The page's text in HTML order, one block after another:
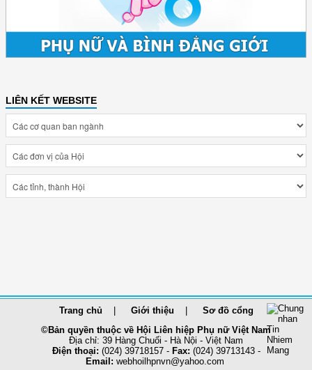
LIÊN KẾT WEBSITE
Trang chủ Giới thiệu
Sơ đồ cổng
©Bản quyền thuộc về Hội Liên hiệp Phụ nữ Việt Nam
Địa chỉ: 39 Hàng Chuối - Hà Nội - Việt Nam
Điện thoại: (024) 39718157 - Fax: (024) 39713143 -
Email: webhoilhpnvn@yahoo.com